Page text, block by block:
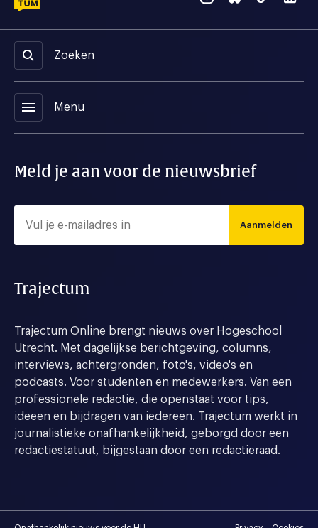
Zoeken
menu Menu
Meld je aan voor de nieuwsbrief
Aanmelden
Trajectum
Trajectum Online brengt nieuws over Hogeschool
Utrecht. Met dagelijkse berichtgeving, columns,
interviews, achtergronden, foto's, video's en
podcasts. Voor studenten en medewerkers. Van een
professionele redactie, die openstaat voor tips,
ideeen en bijdragen van iedereen. Trajectum werkt in
journalistieke onafhankelijkheid, geborgd door een
redactiestatuut, bijgestaan door een redactieraad.